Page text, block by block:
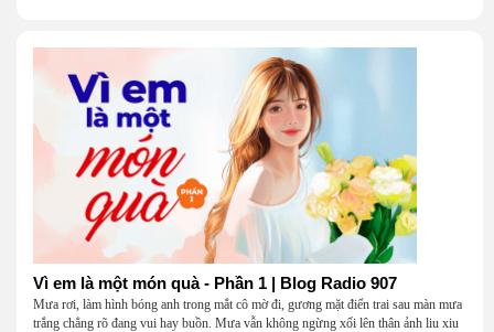
Vì em là một món quà - Phần 1 | Blog Radio 907
Mưa rơi, làm hình bóng anh trong mắt cô mờ đi, gương mặt điển trai sau màn mưa
trắng chẳng rõ đang vui hay buồn. Mưa vẫn không ngừng xối lên thân ảnh liu xiu